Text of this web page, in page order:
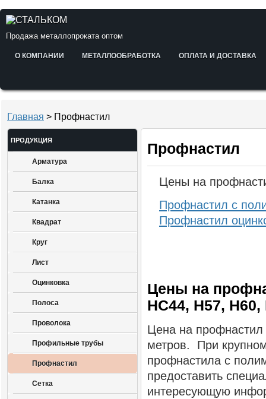
Продажа металлопроката оптом
О КОМПАНИИ МЕТАЛЛООБРАБОТКА ОПЛАТА И ДОСТАВКА
Главная > Профнастил
ПРОДУКЦИЯ
Арматура
Балка
Катанка
Квадрат
Круг
Лист
Оцинковка
Полоса
Проволока
Профильные трубы
Профнастил
Сетка
Профнастил
Цены на
Профнастил с
Профнастил
Цены на
НС44, Н57, Н60,
Цена на профнастил
метров. При
профнастила с
предоставить
интересующую